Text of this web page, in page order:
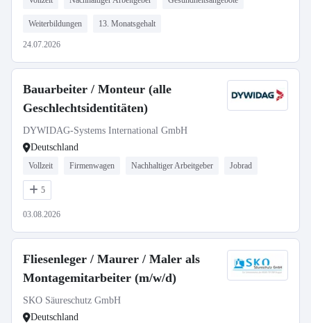
Weiterbildungen 13. Monatsgehalt
24.07.2026
Bauarbeiter / Monteur (alle
Geschlechtsidentitäten)
DYWIDAG-Systems International GmbH
Deutschland
Vollzeit Firmenwagen Nachhaltiger Arbeitgeber Jobrad
5
03.08.2026
Fliesenleger / Maurer / Maler als
Montagemitarbeiter (m/w/d)
SKO Säureschutz GmbH
Deutschland